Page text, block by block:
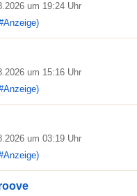
um 19:24 Uhr
um 15:16 Uhr
um 03:19 Uhr